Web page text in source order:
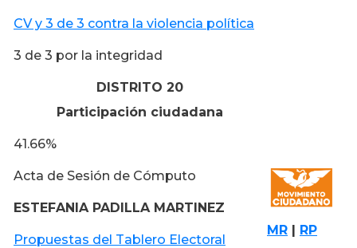
CV y 3 de 3 contra la violencia política
3 de 3 por la integridad
DISTRITO 20
Participación ciudadana
41.66%
Acta de Sesión de Cómputo
ESTEFANIA PADILLA MARTINEZ
Propuestas del Tablero Electoral
MR | RP